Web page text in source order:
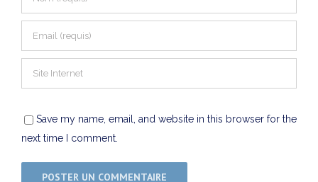
Save my name, email, and website in this browser for the
next time I comment.